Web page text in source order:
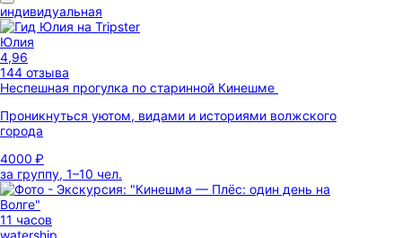
индивидуальная
Юлия
4,96
144 отзыва
Неспешная прогулка по старинной Кинешме
Проникнуться уютом, видами и историями волжского
города
4000 ₽
за группу, 1–10 чел.
11 часов
watership